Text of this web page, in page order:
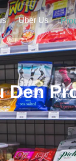
Über Us
Den